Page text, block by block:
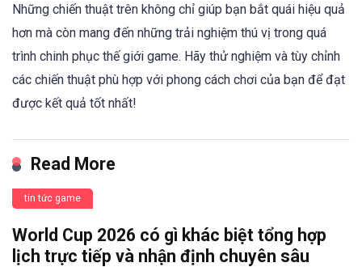
Những chiến thuật trên không chỉ giúp bạn bắt quái hiệu quả
hơn mà còn mang đến những trải nghiệm thú vị trong quá
trình chinh phục thế giới game. Hãy thử nghiệm và tùy chỉnh
các chiến thuật phù hợp với phong cách chơi của bạn để đạt
được kết quả tốt nhất!
Read More
tin tức game
World Cup 2026 có gì khác biệt tổng hợp
lịch trực tiếp và nhận định chuyên sâu